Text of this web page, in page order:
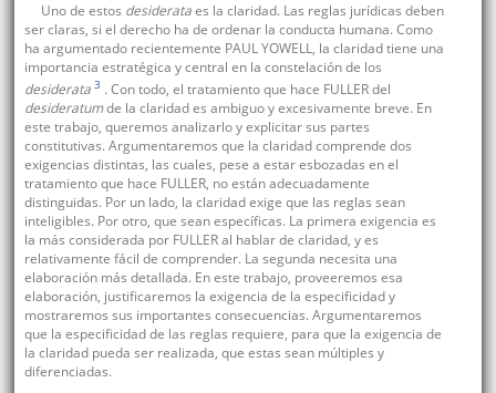
Uno de estos desiderataes la claridad. Las reglas jurídicas deben
ser claras, si el derecho ha de ordenar la conducta humana. Como
ha argumentado recientemente PAUL YOWELL, la claridad tiene una
importancia estratégica y central en la constelación de los
desiderata 3 . Con todo, el tratamiento que hace FULLER del
desideratumde la claridad es ambiguo y excesivamente breve. En
este trabajo, queremos analizarlo y explicitar sus partes
constitutivas. Argumentaremos que la claridad comprende dos
exigencias distintas, las cuales, pese a estar esbozadas en el
tratamiento que hace FULLER, no están adecuadamente
distinguidas. Por un lado, la claridad exige que las reglas sean
inteligibles. Por otro, que sean específicas. La primera exigencia es
la más considerada por FULLER al hablar de claridad, y es
relativamente fácil de comprender. La segunda necesita una
elaboración más detallada. En este trabajo, proveeremos esa
elaboración, justificaremos la exigencia de la especificidad y
mostraremos sus importantes consecuencias. Argumentaremos
que la especificidad de las reglas requiere, para que la exigencia de
la claridad pueda ser realizada, que estas sean múltiples y
diferenciadas.